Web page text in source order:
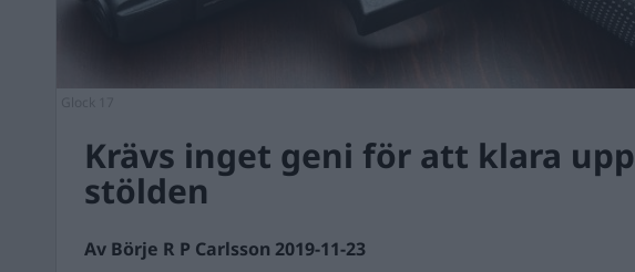
Krävs inget geni för att klara upp
stölden
Av Börje R P Carlsson 2019-11-23